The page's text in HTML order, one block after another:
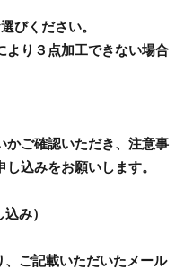
ください。
り３点加工できない場合
かご確認いただき、注意事
込みをお願いします。
み）
ご記載いただいたメール